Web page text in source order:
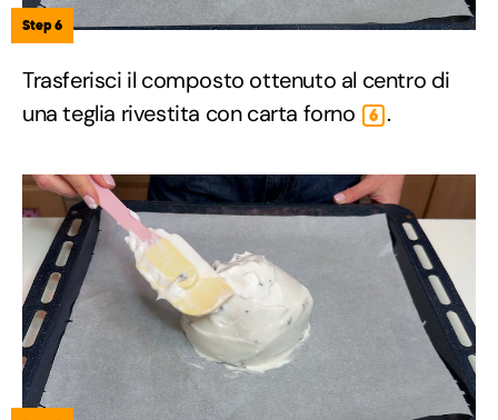
Step 6
Trasferisci il composto ottenuto al centro di
una teglia rivestita con carta forno
6 .